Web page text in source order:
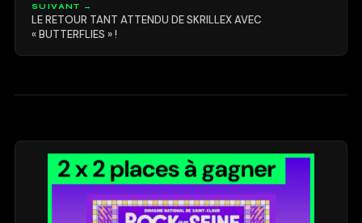
SUIVANT →
LE RETOUR TANT ATTENDU DE SKRILLEX AVEC
« BUTTERFLIES » !